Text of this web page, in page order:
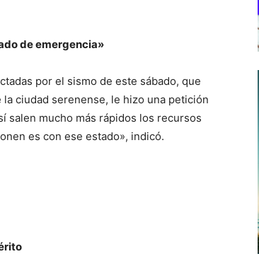
de emergencia»
por el sismo de este sábado, que
ciudad serenense, le hizo una petición
salen mucho más rápidos los recursos
es con ese estado», indicó.